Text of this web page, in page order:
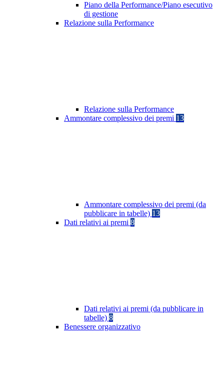
Piano della Performance/Piano esecutivo
di gestione
Relazione sulla Performance
Relazione sulla Performance
Ammontare complessivo dei premi 13
Ammontare complessivo dei premi (da
pubblicare in tabelle) 13
Dati relativi ai premi 8
Dati relativi ai premi (da pubblicare in
tabelle) 8
Benessere organizzativo